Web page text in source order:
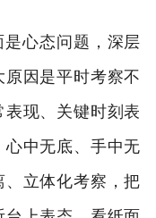
心态问题，深层
因是平时考察不
现、关键时刻表
中无底、手中无
立体化考察，把